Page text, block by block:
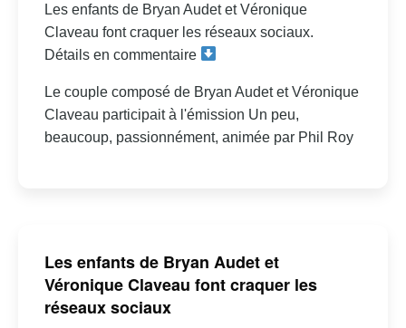
Les enfants de Bryan Audet et Véronique
Claveau font craquer les réseaux sociaux.
Détails en commentaire
Le couple composé de Bryan Audet et Véronique
Claveau participait à l'émission Un peu,
beaucoup, passionnément, animée par Phil Roy
Les enfants de Bryan Audet et
Véronique Claveau font craquer les
réseaux sociaux